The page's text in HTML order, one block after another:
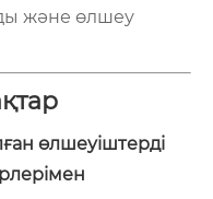
және өлшеу
өлшеуіштерді